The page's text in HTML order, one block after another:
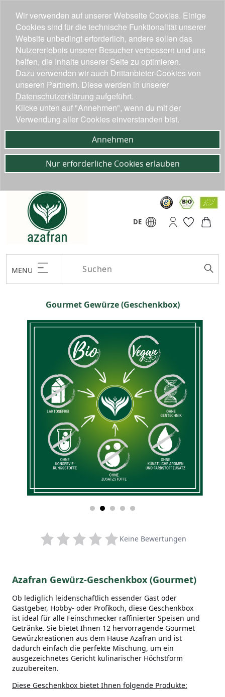
DE
MENU
Gourmet Gewürze (Geschenkbox)
Keine Bewertungen
Azafran Gewürz-Geschenkbox (Gourmet)
Ob lediglich leidenschaftlich essender Gast oder
Gastgeber, Hobby- oder Profikoch, diese Geschenkbox
ist ideal für alle Feinschmecker raffinierter Speisen und
Getränke. Sie bietet Ihnen 12 hervorragende Gourmet
Gewürzkreationen aus dem Hause Azafran und ist
dadurch einfach die perfekte Mischung, um ein
ausgezeichnetes Gericht kulinarischer Höchstform
zuzubereiten.
Diese Geschenkbox bietet Ihnen folgende Produkte:
Wir verwenden auf unserer Webseite Cookies. Einige
Cookies sind für die technische Funktionalität unserer
Website unbedingt erforderlich, andere sollen das
Nutzererlebnis unserer Besucher verbessern und uns
helfen, die Inhalte unserer Seite zu optimieren.
Dazu verwenden wir auch Drittanbieter-Cookies von
unseren Partnern. Diese werden in unserer
Datenschutzerklärung aufgeführt.
Klicke unten auf "Annehmen", wenn du mit der
Verwendung aller Cookies einverstanden bist.
Annehmen
Nur erforderliche Cookies erlauben